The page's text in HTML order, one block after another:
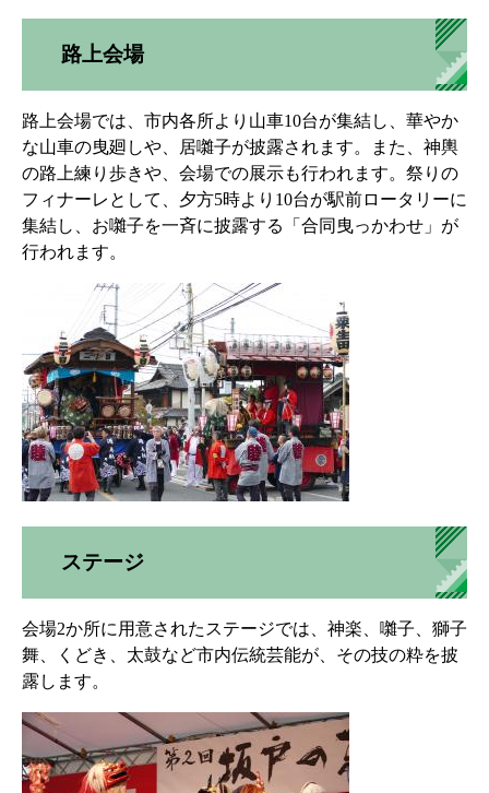
路上会場
路上会場では、市内各所より山車10台が集結し、華やか
な山車の曳廻しや、居囃子が披露されます。また、神輿
の路上練り歩きや、会場での展示も行われます。祭りの
フィナーレとして、夕方5時より10台が駅前ロータリーに
集結し、お囃子を一斉に披露する「合同曳っかわせ」が
行われます。
ステージ
会場2か所に用意されたステージでは、神楽、囃子、獅子
舞、くどき、太鼓など市内伝統芸能が、その技の粋を披
露します。